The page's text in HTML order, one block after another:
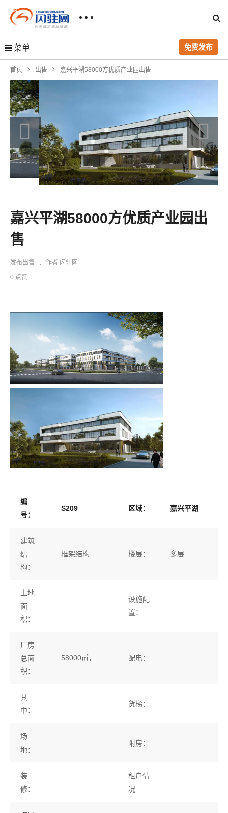
菜单 免费发布
首页 出售 嘉兴平湖58000方优质产业园出售
嘉兴平湖58000方优质产业园出
售
发布出售 作者 闪驻网
0 点赞
编
号：
S209 区域： 嘉兴平湖
建筑
结
构：
框架结构 楼层： 多层
土地
面
积：
设施配
置：
厂房
总面
积：
58000㎡， 配电：
其
中：
货梯：
场
地：
附房：
装
修：
租户情
况